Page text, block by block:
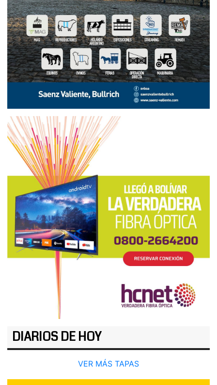
DIARIOS DE HOY
VER MÁS TAPAS